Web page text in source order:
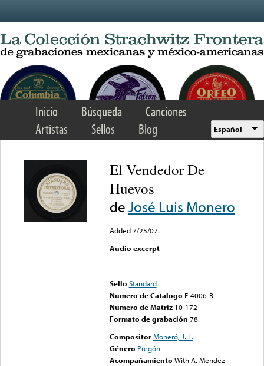
Inicio Búsqueda
Canciones
Artistas
Sellos Blog Español
El Vendedor De
Huevos
deJosé Luis Monero
Added 7/25/07.
Audio excerpt
Sello Standard
Numero de Catalogo F-4006-B
Numero de Matriz 10-172
Formato de grabación 78
Compositor Moneró, J. L.
Género Pregón
Acompañamiento With A. Mendez